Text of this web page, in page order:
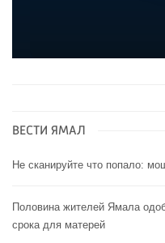
ВЕСТИ ЯМАЛ
Не сканируйте что попало:
Половина жителей Ямала
срока для матерей